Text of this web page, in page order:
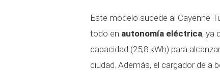
Este modelo sucede al Cayenne
todo en autonomía eléctrica, ya
capacidad (25,8 kWh) para
ciudad. Además, el cargador de a